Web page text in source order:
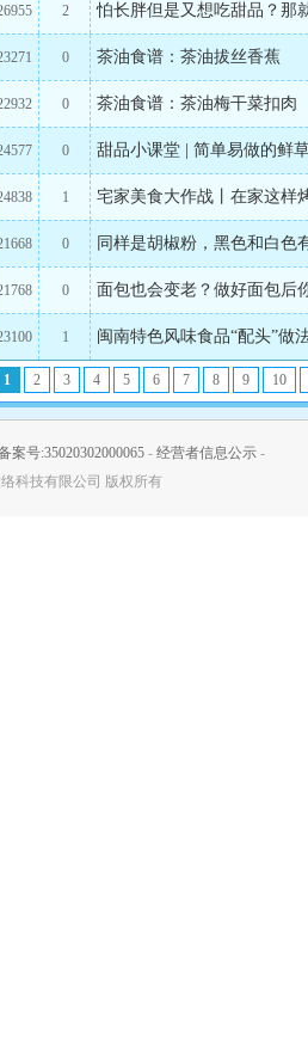
2 怕长胖但是又想吃甜品？那
0 茶油食谱：茶油拔丝香蕉
0 茶油食谱：茶油梅干菜扣肉
0 甜品小课堂 | 简单易做的鲜
1 宅家美食大作战丨在家这样
0 同样是胡椒粉，黑色和白色
0 面包也会变老？做好面包后
1 闽南特色风味食品“配头”做
1 2 3 4 5 6 7 8 9 10
案号:35020302000065 - 经营者信息公示 -
科技有限公司 版权所有